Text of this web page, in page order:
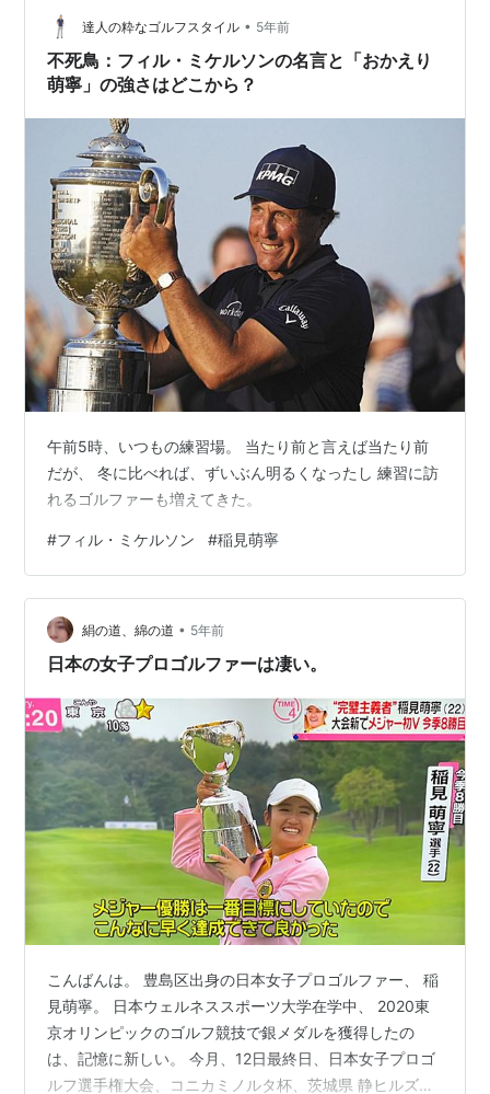
MAVRIKサブゼロドライバーです。 同社からは2021年モ
デルのEPIC 2021が発売されていますが、同シリーズで…
達人の粋なゴルフスタイル • 5年前
不死鳥：フィル・ミケルソンの名言と「おかえり
萌寧」の強さはどこから？
午前5時、いつもの練習場。 当たり前と言えば当たり前
だが、 冬に比べれば、ずいぶん明るくなったし 練習に訪
れるゴルファーも増えてきた。
#フィル・ミケルソン #稲見萌寧
絹の道、綿の道 • 5年前
日本の女子プロゴルファーは凄い。
こんばんは。 豊島区出身の日本女子プロゴルファー、 稲
見萌寧。 日本ウェルネススポーツ大学在学中、 2020東
京オリンピックのゴルフ競技で銀メダルを獲得したの
は、記憶に新しい。 今月、12日最終日、日本女子プロゴ
ルフ選手権大会、コニカミノルタ杯、茨城県 静ヒルズカ